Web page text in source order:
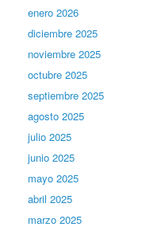
enero 2026
diciembre 2025
noviembre 2025
octubre 2025
septiembre 2025
agosto 2025
julio 2025
junio 2025
mayo 2025
abril 2025
marzo 2025